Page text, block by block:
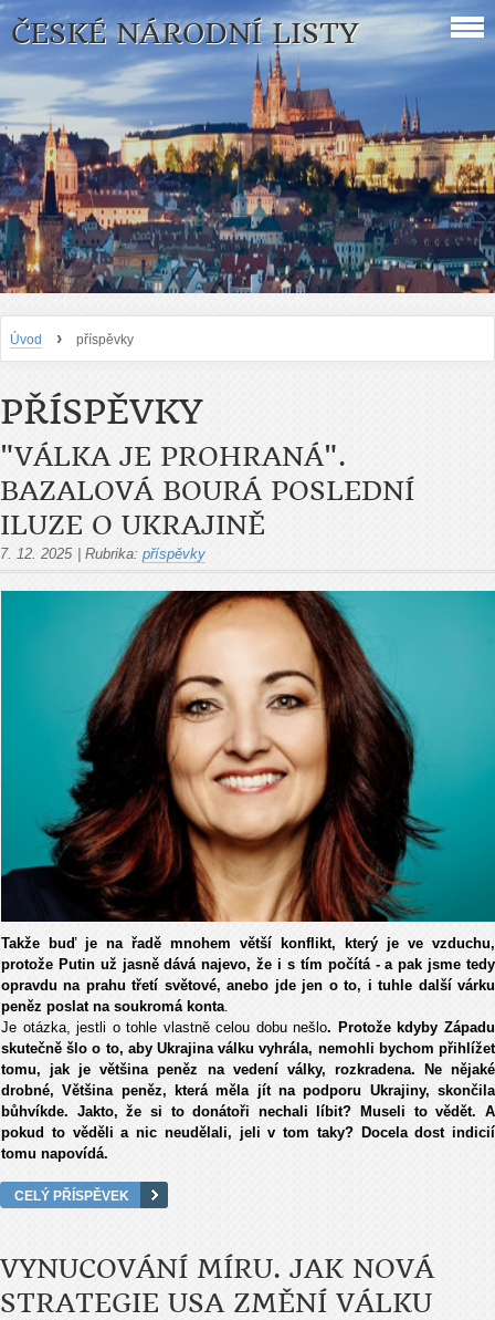
ČESKÉ NÁRODNÍ LISTY
Úvod › příspěvky
PŘÍSPĚVKY
"VÁLKA JE PROHRANÁ".
BAZALOVÁ BOURÁ POSLEDNÍ
ILUZE O UKRAJINĚ
7. 12. 2025 Rubrika: příspěvky
Takže buď je na řadě mnohem větší konflikt, který je ve vzduchu,
protože Putin už jasně dává najevo,že i s tím počítá - a pak jsme tedy
opravdu na prahu třetí světové, anebo jde jen o to, i tuhle dal ší várku
peněz poslat na soukromá konta
Je otázka, jestli o tohle vlastně celou dobu nešlo. Protože kdyby Západu
skutečně šlo o to, aby Ukrajina válku vyhrála, nemohli bychom přihlížet
tomu, jak je většina peněz na vedení války, rozkradena. Ne nějaké
drobné, Většina peněz, která měla jít na podporu Ukrajiny, skončila
bůhvíkde. Jakto,že si to donátoři nechali líbit? Museli to vědět. A
pokud to věděli a nic neudělali, jeli v tom taky? Docela dost indicií
tomu napovídá.
CELÝ PŘÍSPĚVEK
VYNUCOVÁNÍ MÍRU. JAK NOVÁ
STRATEGIE USA ZMĚNÍ VÁLKU